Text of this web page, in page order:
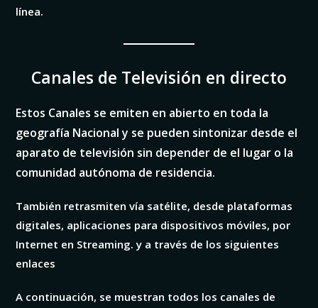
línea.
Canales de Televisión en directo
Estos Canales se emiten en abierto en toda la
geografía Nacional y se pueden sintonizar desde el
aparato de televisión sin depender de el lugar o la
comunidad autónoma de residencia.
También retrasmiten vía satélite, desde plataformas
digitales, aplicaciones para dispositivos móviles, por
Internet en Streaming. y a través de los siguientes
enlaces
A continuación, se muestran todos los canales de